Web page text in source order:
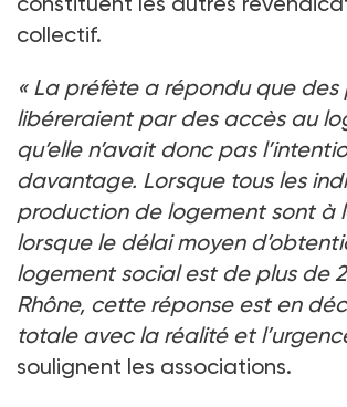
collectif.
« La préfète a répondu que des
libéreraient par des accès au
qu’elle n’avait donc pas
davantage. Lorsque tous les
production de logement sont à
lorsque le délai moyen
logement social est de plus de 2
Rhône, cette réponse est en
totale avec la réalité et
soulignent les associations.